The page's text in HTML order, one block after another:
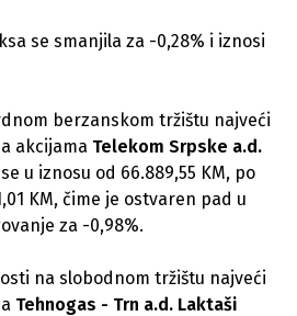
se smanjila za -0,28% i iznosi
berzanskom tržištu najveći
akcijama Telekom Srpske a.d.
u iznosu od 66.889,55 KM, po
KM, čime je ostvaren pad u
za -0,98%.
na slobodnom tržištu najveći
Tehnogas - Trn a.d. Laktaši